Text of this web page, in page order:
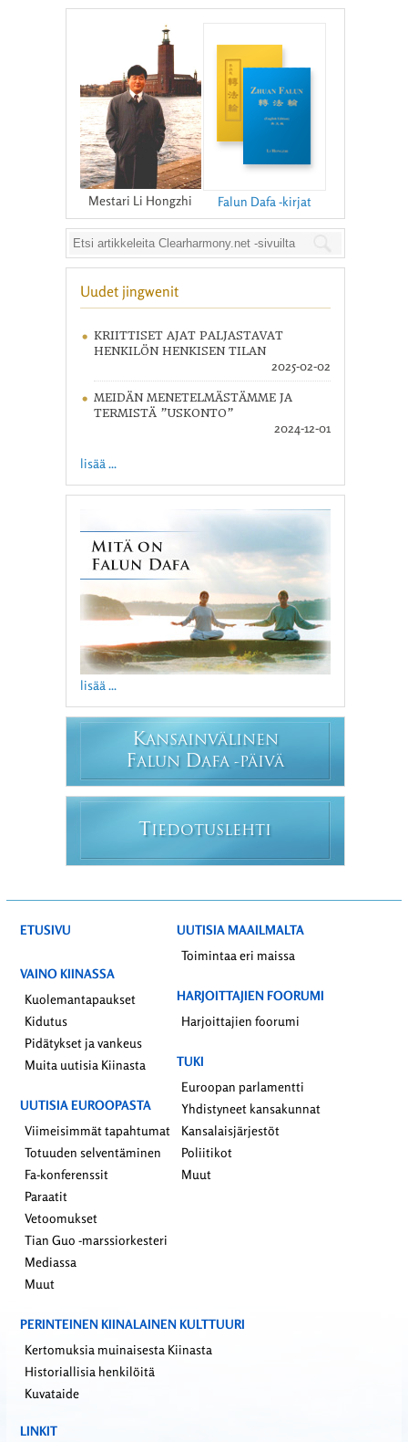
Mestari Li Hongzhi Falun Dafa -kirjat
Uudet jingwenit
KRIITTISET AJAT PALJASTAVAT
HENKILÖN HENKISEN TILAN
2025-02-02
MEIDÄN MENETELMÄSTÄMME JA
TERMISTÄ ”USKONTO”
2024-12-01
lisää ...
lisää ...
KANSAINVÄLINEN
FALUN DAFA -PÄIVÄ
T IEDOTUSLEHTI
ETUSIVU
VAINO KIINASSA
Kuolemantapaukset
Kidutus
Pidätykset ja vankeus
Muita uutisia Kiinasta
UUTISIA EUROOPASTA
Viimeisimmät tapahtumat
Totuuden selventäminen
Fa-konferenssit
Paraatit
Vetoomukset
Tian Guo -marssiorkesteri
Mediassa
Muut
UUTISIA MAAILMALTA
Toimintaa eri maissa
HARJOITTAJIEN FOORUMI
Harjoittajien foorumi
TUKI
Euroopan parlamentti
Yhdistyneet kansakunnat
Kansalaisjärjestöt
Poliitikot
Muut
PERINTEINEN KIINALAINEN KULTTUURI
Kertomuksia muinaisesta Kiinasta
Historiallisia henkilöitä
Kuvataide
LINKIT